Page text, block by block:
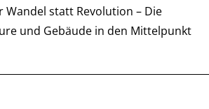
Wandel statt Revolution – Die
und Gebäude in den Mittelpunkt